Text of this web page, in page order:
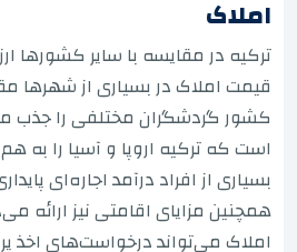
املاک
ترکیه در مقایسه با سایر کشورها
قیمت املاک در بسیاری از شهرها
کشور گردشگران مختلفی را جذب
است که ترکیه اروپا و آسیا را به
بسیاری از افراد درآمد اجاره‌ای
همچنین مزایای اقامتی نیز ارائه
املاک می‌تواند درخواست‌های اخذ